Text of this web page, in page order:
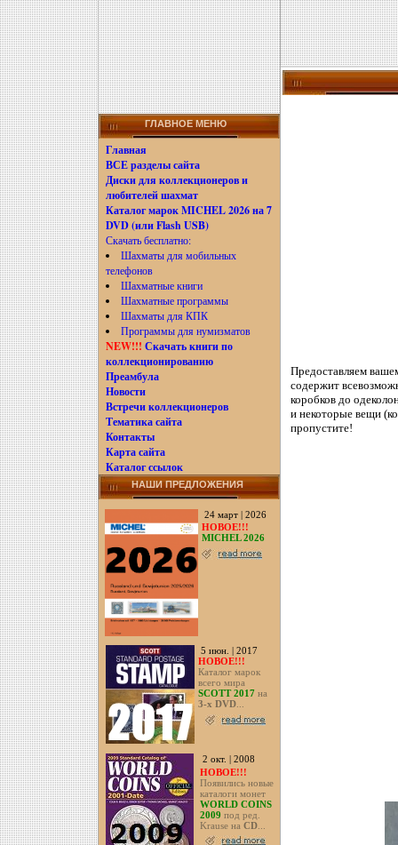
ГЛАВНОЕ МЕНЮ
Главная
ВСЕ разделы сайта
Диски для коллекционеров и
любителей шахмат
Каталог марок MICHEL 2026 на 7
DVD (или Flash USB)
Скачать бесплатно:
Шахматы для мобильных
телефонов
Шахматные книги
Шахматные программы
Шахматы для КПК
Программы для нумизматов
NEW!!! Скачать книги по
коллекционированию
Преамбула
Новости
Встречи коллекционеров
Тематика сайта
Контакты
Карта сайта
Каталог ссылок
НАШИ ПРЕДЛОЖЕНИЯ
24 март | 2026
НОВОЕ!!!
MICHEL 2026
5 июн. | 2017
НОВОЕ!!!
Каталог марок
всего мира
SCOTT 2017 на
3-х DVD
2 окт. | 2008
НОВОЕ!!!
Появились новые
каталоги монет
WORLD COINS
2009 под ред.
Krause на CD...
Предоставляем
содержит
коробков до
и некоторые вещи
пропустите!